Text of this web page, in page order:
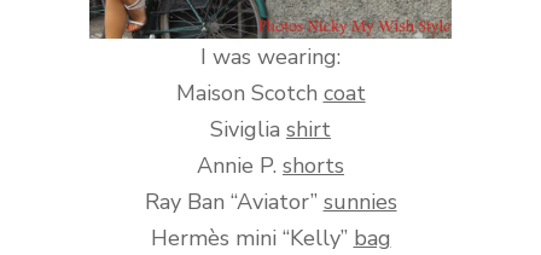
I was wearing:
Maison Scotch coat
Siviglia shirt
Annie P. shorts
Ray Ban “Aviator” sunnies
Hermès mini “Kelly” bag